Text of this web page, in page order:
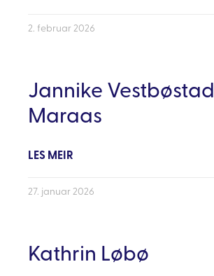
2. februar 2026
Jannike Vestbøstad
Maraas
LES MEIR
27. januar 2026
Kathrin Løbø